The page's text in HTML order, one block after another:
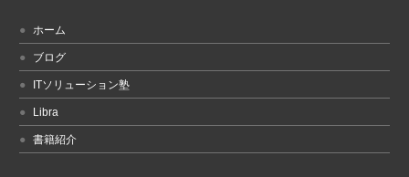
ホーム
ブログ
ITソリューション塾
Libra
書籍紹介